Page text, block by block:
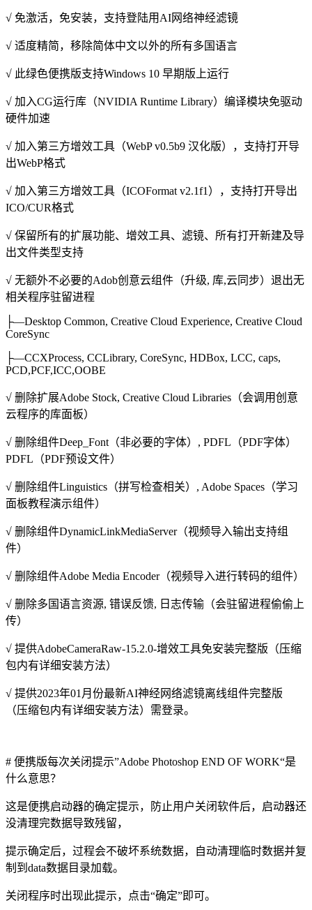
√ 免激活，免安装，支持登陆用AI网络神经滤镜
√ 适度精简，移除简体中文以外的所有多国语言
√ 此绿色便携版支持Windows 10 早期版上运行
√ 加入CG运行库（NVIDIA Runtime Library）编译模块免驱动
硬件加速
√ 加入第三方增效工具（WebP v0.5b9 汉化版），支持打开导
出WebP格式
√ 加入第三方增效工具（ICOFormat v2.1f1），支持打开导出
ICO/CUR格式
√ 保留所有的扩展功能、增效工具、滤镜、所有打开新建及导
出文件类型支持
√ 无额外不必要的Adob创意云组件（升级, 库,云同步）退出无
相关程序驻留进程
├—Desktop Common, Creative Cloud Experience, Creative Cloud
CoreSync
├—CCXProcess, CCLibrary, CoreSync, HDBox, LCC, caps,
PCD,PCF,ICC,OOBE
√ 删除扩展Adobe Stock, Creative Cloud Libraries（会调用创意
云程序的库面板）
√ 删除组件Deep_Font（非必要的字体）, PDFL（PDF字体）
PDFL（PDF预设文件）
√ 删除组件Linguistics（拼写检查相关）, Adobe Spaces（学习
面板教程演示组件）
√ 删除组件DynamicLinkMediaServer（视频导入输出支持组
件）
√ 删除组件Adobe Media Encoder（视频导入进行转码的组件）
√ 删除多国语言资源, 错误反馈, 日志传输（会驻留进程偷偷上
传）
√ 提供AdobeCameraRaw-15.2.0-增效工具免安装完整版（压缩
包内有详细安装方法）
√ 提供2023年01月份最新AI神经网络滤镜离线组件完整版
（压缩包内有详细安装方法）需登录。
# 便携版每次关闭提示”Adobe Photoshop END OF WORK“是
什么意思？
这是便携启动器的确定提示，防止用户关闭软件后，启动器还
没清理完数据导致残留，
提示确定后，过程会不破坏系统数据，自动清理临时数据并复
制到data数据目录加载。
关闭程序时出现此提示，点击“确定”即可。